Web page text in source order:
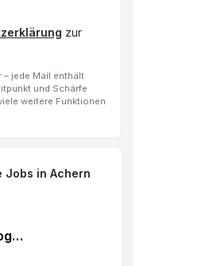
zur
jede Mail enthält
und Schärfe
weitere Funktionen
Jobs in Achern